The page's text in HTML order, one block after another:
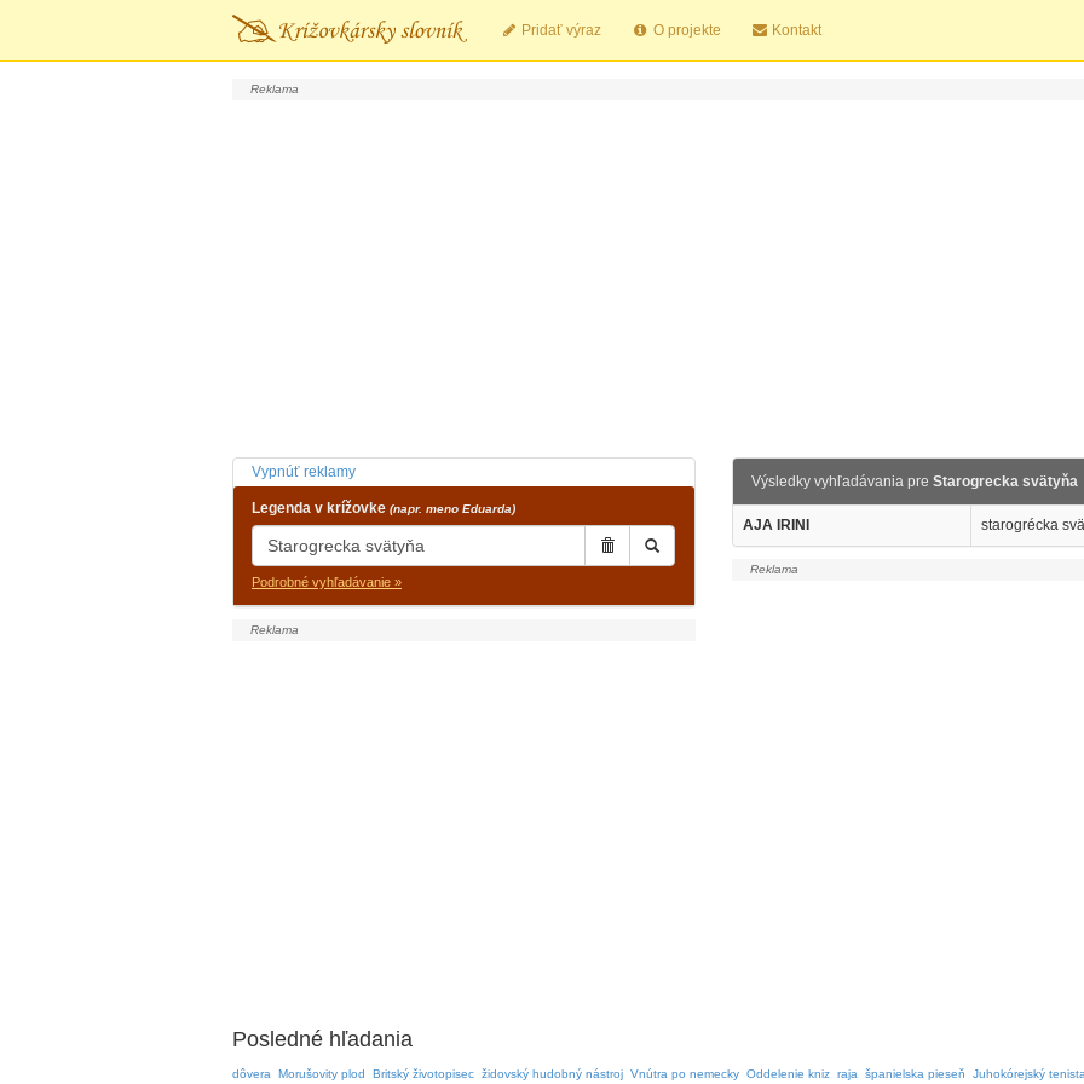
Pridať výraz O projekte Kontakt
Vypnúť reklamy
Legenda v krížovke (napr. meno Eduarda)
Podrobné vyhľadávanie »
Výsledky vyhľadávania pre Starogrecka svätyňa
AJA IRINI starogrécka
Posledné hľadania
dôvera Morušovity plod Britský životopisec židovský hudobný nástroj Vnútra po nemecky Oddelenie kniz raja španielska pieseň Juhokórejský tenista